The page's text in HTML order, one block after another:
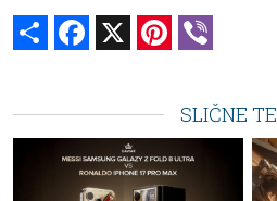
Share Facebook Pinterest
SLIČNE